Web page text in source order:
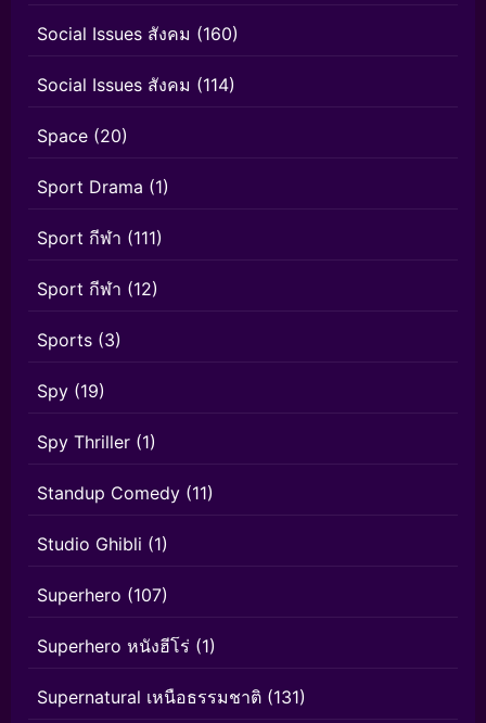
Social Issues สังคม (160)
Social Issues สังคม (114)
Space (20)
Sport Drama (1)
Sport กีฬา (111)
Sport กีฬา (12)
Sports (3)
Spy (19)
Spy Thriller (1)
Standup Comedy (11)
Studio Ghibli (1)
Superhero (107)
Superhero หนังฮีโร่ (1)
Supernatural เหนือธรรมชาติ (131)